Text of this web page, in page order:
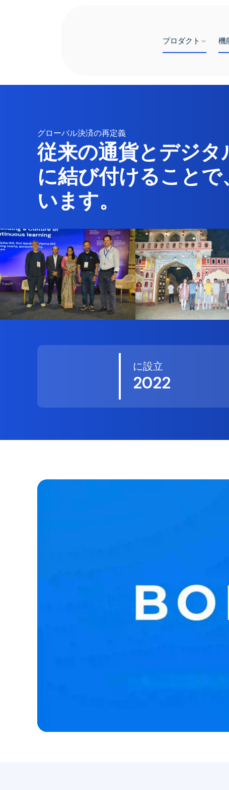
プロダクト 機
グローバル決済の再定義
従来の通貨とデジ
に結び付けること
います。
に設立
2022